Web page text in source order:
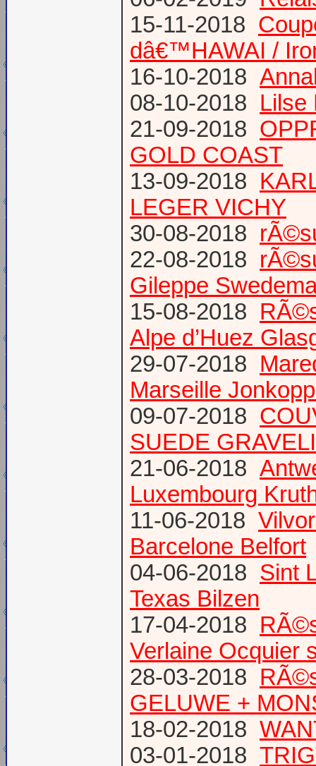
15-11-2018
dâ€™HAWAI /
16-10-2018
08-10-2018 Lilse
21-09-2018
GOLD COAST
13-09-2018
LEGER VICHY
30-08-2018
22-08-2018
Gileppe
15-08-2018
Alpe d’Huez
29-07-2018
Marseille
09-07-2018
SUEDE
21-06-2018
Luxembourg
11-06-2018
Barcelone Belfort
04-06-2018 Sint
Texas Bilzen
17-04-2018
Verlaine Ocquier
28-03-2018
GELUWE +
18-02-2018
03-01-2018